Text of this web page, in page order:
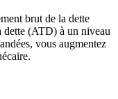
brut de la dette
dette (ATD) à un niveau
vous augmentez